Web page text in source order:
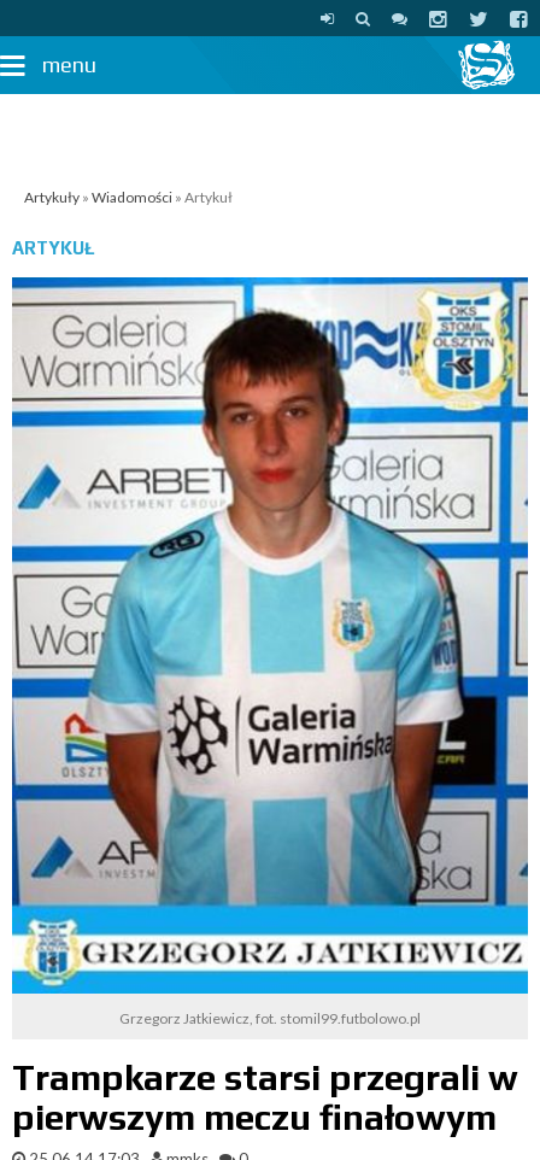
menu
Artykuły » Wiadomości » Artykuł
ARTYKUŁ
Grzegorz Jatkiewicz, fot. stomil99.futbolowo.pl
Trampkarze starsi przegrali w
pierwszym meczu finałowym